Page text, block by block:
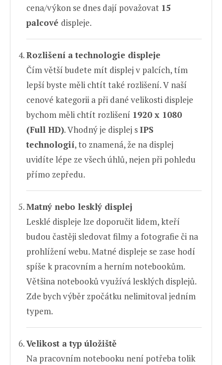
cena/výkon se dnes dají považovat 15
palcové displeje.
Rozlišení a technologie displeje
Čím větší budete mít displej v palcích, tím
lepší byste měli chtít také rozlišení. V naší
cenové kategorii a při dané velikosti displeje
bychom měli chtít rozlišení 1920 x 1080
(Full HD). Vhodný je displej sIPS
technologií, to znamená, že na displej
uvidíte lépe ze všech úhlů, nejen při pohledu
přímo zepředu.
Matný nebo lesklý displej
Lesklé displeje lze doporučit lidem, kteří
budou častěji sledovat filmy a fotografie či na
prohlížení webu. Matné displeje se zase hodí
spíše k pracovním a herním notebookům.
Většina notebooků využívá lesklých displejů.
Zde bych výběr zpočátku nelimitoval jedním
typem.
Velikost a typ úložiště
Na pracovním notebooku není potřeba tolik